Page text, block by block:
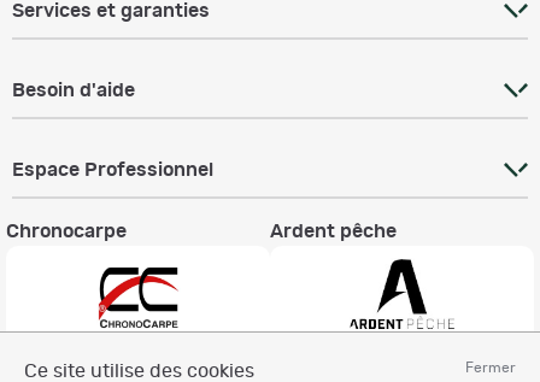
Fermer
Ce site utilise des cookies
Services et garanties
Besoin d'aide
Espace Professionnel
Chronocarpe Ardent pêche